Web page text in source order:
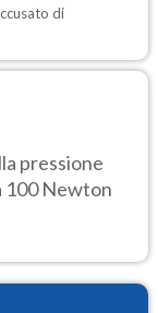
di
pressione
100 Newton